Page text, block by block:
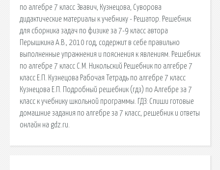
по алгебре 7 класс Звавич, Кузнецова, Суворова
дидактические материалы к учебнику - Решатор. Решебник
для сборника задач по физике за 7-9 класс автора
Перышкина А.В., 2010 год, содержит в себе правильно
выполненные упражнения и пояснения к явлениям. Решебник
по алгебре 7 класс С.М. Никольский Решебник по алгебре 7
класс Е.П. Кузнецова Рабочая Тетрадь по алгебре 7 класс
Кузнецова Е.П. Подробный решебник (гдз) по Алгебре за 7
класс к учебнику школьной программы. ГДЗ: Спиши готовые
домашние задания по алгебре за 7 класс, решебник и ответы
онлайн на gdz.ru.